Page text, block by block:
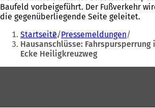
Baufeld vorbeigeführt. Der Fußverkehr
die gegenüberliegende Seite geleitet.
Sie
befinden
sich
hier:
Startseite Pressemeldungen
Hausanschlüsse:
Ecke Heiligkreuzweg